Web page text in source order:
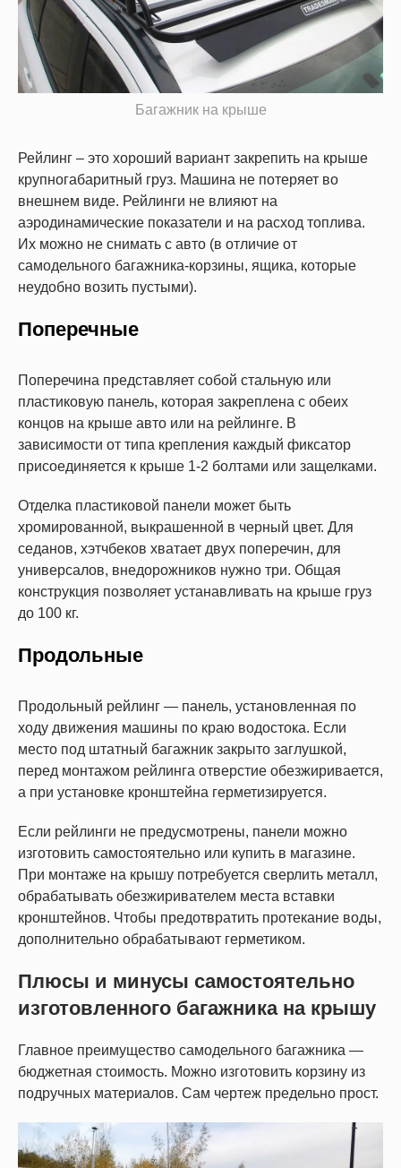
Багажник на крыше
Рейлинг – это хороший вариант закрепить на крыше
крупногабаритный груз. Машина не потеряет во
внешнем виде. Рейлинги не влияют на
аэродинамические показатели и на расход топлива.
Их можно не снимать с авто (в отличие от
самодельного багажника-корзины, ящика, которые
неудобно возить пустыми).
Поперечные
Поперечина представляет собой стальную или
пластиковую панель, которая закреплена с обеих
концов на крыше авто или на рейлинге. В
зависимости от типа крепления каждый фиксатор
присоединяется к крыше 1-2 болтами или защелками.
Отделка пластиковой панели может быть
хромированной, выкрашенной в черный цвет. Для
седанов, хэтчбеков хватает двух поперечин, для
универсалов, внедорожников нужно три. Общая
конструкция позволяет устанавливать на крыше груз
до 100 кг.
Продольные
Продольный рейлинг ― панель, установленная по
ходу движения машины по краю водостока. Если
место под штатный багажник закрыто заглушкой,
перед монтажом рейлинга отверстие обезжиривается,
а при установке кронштейна герметизируется.
Если рейлинги не предусмотрены, панели можно
изготовить самостоятельно или купить в магазине.
При монтаже на крышу потребуется сверлить металл,
обрабатывать обезжиривателем места вставки
кронштейнов. Чтобы предотвратить протекание воды,
дополнительно обрабатывают герметиком.
Плюсы и минусы самостоятельно
изготовленного багажника на крышу
Главное преимущество самодельного багажника ―
бюджетная стоимость. Можно изготовить корзину из
подручных материалов. Сам чертеж предельно прост.